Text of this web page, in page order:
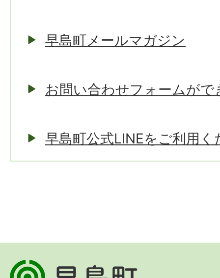
早島町メールマガジン
お問い合わせフォームがで
早島町公式LINEをご利用く
早